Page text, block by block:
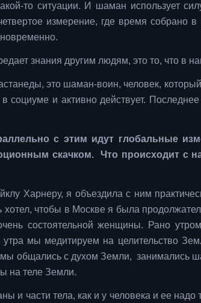
то ситуации. И шаман использует
измерение, где время собрано
знания другим людям, это то, что в
это шаман-воин, человек,
социуме и активно действует.
с этим идут глобальные
скачком. Что происходит с
Харнеру, я объездила с ним
хотел, чтобы в Москве я была
состоятельной женщины. Рано
мы медитируем на целительство
общались с духом Земли, занимались
на теле Земли.
и части тела, как и у человека и ее